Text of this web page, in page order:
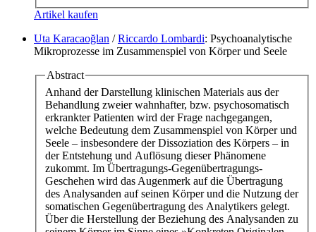
Artikel kaufen
Uta Karacaoğlan /Riccardo Lombardi: Psychoanalytische
Mikroprozesse im Zusammenspiel von Körper und Seele
Abstract
Anhand der Darstellung klinischen Materials aus der
Behandlung zweier wahnhafter, bzw. psychosomatisch
erkrankter Patienten wird der Frage nachgegangen,
welche Bedeutung dem Zusammenspiel von Körper und
Seele – insbesondere der Dissoziation des Körpers – in
der Entstehung und Auflösung dieser Phänomene
zukommt. Im Übertragungs-Gegenübertragungs-
Geschehen wird das Augenmerk auf die Übertragung
des Analysanden auf seinen Körper und die Nutzung der
somatischen Gegenübertragung des Analytikers gelegt.
Über die Herstellung der Beziehung des Analysanden zu